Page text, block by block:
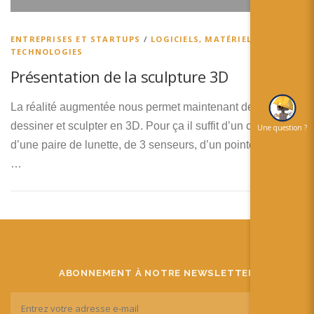
ENTREPRISES ET STARTUPS / LOGICIELS, MATÉRIELS ET
TECHNOLOGIES
Présentation de la sculpture 3D
La réalité augmentée nous permet maintenant de pouvoir
dessiner et sculpter en 3D. Pour ça il suffit d’un contrôleur,
d’une paire de lunette, de 3 senseurs, d’un pointeur et de
…
ABONNEMENT À NOTRE NEWSLETTER
Une question ?